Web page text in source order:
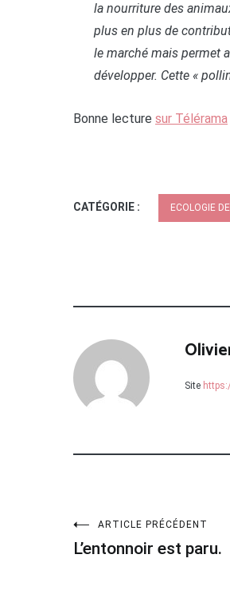
la nourriture des
plus en plus de
le marché mais permet
développer. Cette «
Bonne lecture sur Télérama
CATÉGORIE : ECOLOGIE
Site
Navigation
ARTICLE PRÉCÉDENT
L’entonnoir est paru.